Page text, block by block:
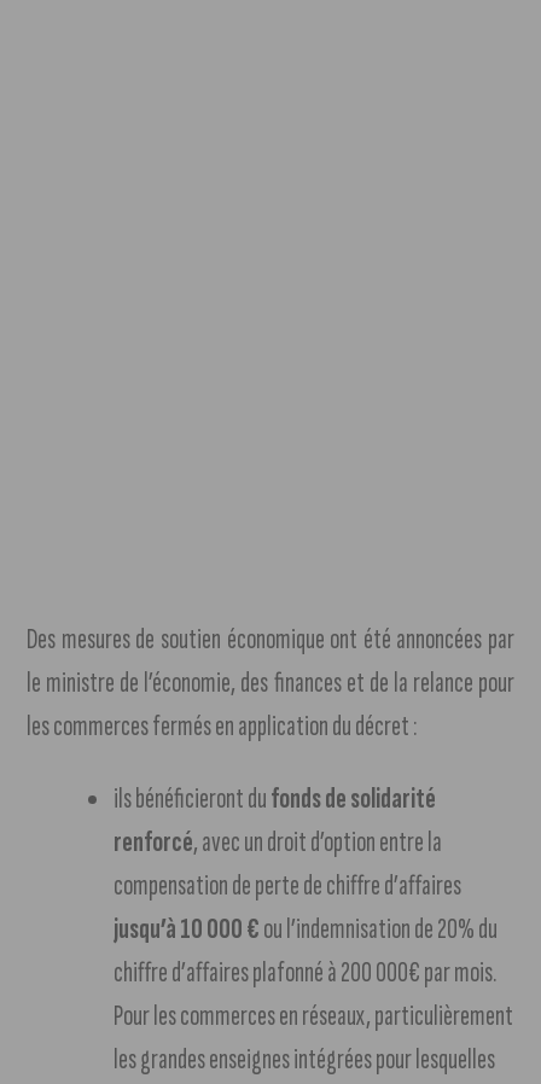
Des mesures de soutien économique ont été annoncées par
le ministre de l’économie, des finances et de la relance pour
les commerces fermés en application du décret :
ils bénéficieront dufonds de solidarité
renforcé, avec un droit d’option entre la
compensation de perte de chiffre d’affaires
jusqu’à 10 000 €ou l’indemnisation de 20% du
chiffre d’affaires plafonné à 200 000€ par mois.
Pour les commerces en réseaux, particulièrement
les grandes enseignes intégrées pour lesquelles